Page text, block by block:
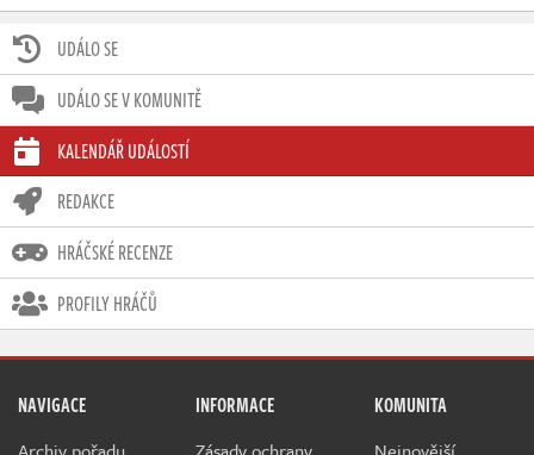
UDÁLO SE
UDÁLO SE V KOMUNITĚ
KALENDÁŘ UDÁLOSTÍ
REDAKCE
HRÁČSKÉ RECENZE
PROFILY HRÁČŮ
NAVIGACE INFORMACE KOMUNITA